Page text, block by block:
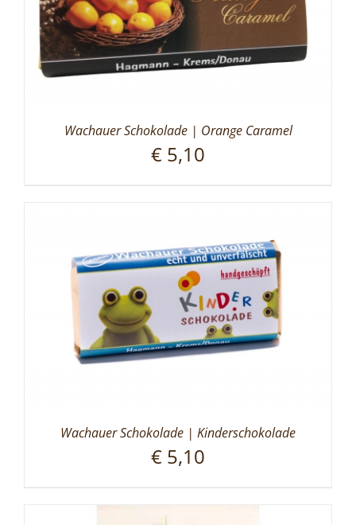
Wachauer Schokolade | Orange Caramel
€ 5,10
Wachauer Schokolade | Kinderschokolade
€ 5,10